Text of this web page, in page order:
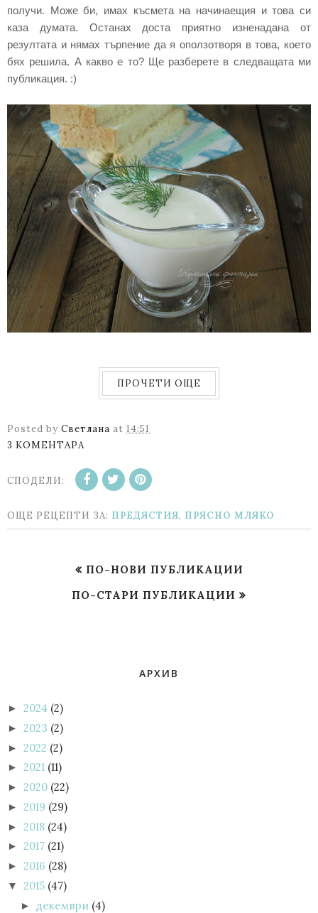
получи. Може би, имах късмета на начинаещия и това си
каза думата. Останах доста приятно изненадана от
резултата и нямах търпение да я оползотворя в това, което
бях решила. А какво е то? Ще разберете в следващата ми
публикация. :)
ПРОЧЕТИ ОЩЕ
Posted by Светлана at 14:51
3 КОМЕНТАРА
СПОДЕЛИ:
ОЩЕ РЕЦЕПТИ ЗА: ПРЕДЯСТИЯ, ПРЯСНО МЛЯКО
ПО-НОВИ ПУБЛИКАЦИИ
ПО-СТАРИ ПУБЛИКАЦИИ
АРХИВ
► 2024 (2)
► 2023 (2)
► 2022 (2)
► 2021 (11)
► 2020 (22)
► 2019 (29)
► 2018 (24)
► 2017 (21)
► 2016 (28)
▼ 2015 (47)
► декември (4)